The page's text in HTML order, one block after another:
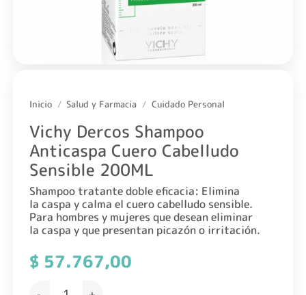
Inicio / Salud y Farmacia / Cuidado Personal
Vichy Dercos Shampoo
Anticaspa Cuero Cabelludo
Sensible 200ML
Shampoo tratante doble eficacia: Elimina
la caspa y calma el cuero cabelludo sensible.
Para hombres y mujeres que desean eliminar
la caspa y que presentan picazón o irritación.
$57.767,00
Vichy Dercos Shampoo Anticaspa Cuero Cabelludo